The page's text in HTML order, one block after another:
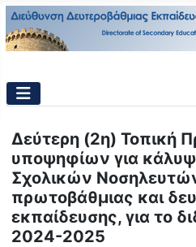
Δεύτερη (2η) Τοπική
υποψηφίων για
Σχολικών
πρωτοβάθμιας και
εκπαίδευσης, για το
2024-2025